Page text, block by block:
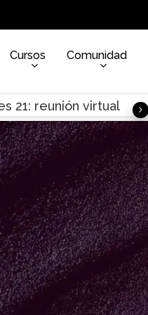
Cursos Comunidad
21: reunión virtual